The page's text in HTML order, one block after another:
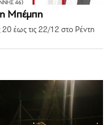
Μπέμπη
έως τις 22/12 στο Ρέντη